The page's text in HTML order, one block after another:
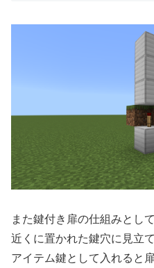
また鍵付き扉の仕組みとし
近くに置かれた鍵穴に見立
アイテム鍵として入れると